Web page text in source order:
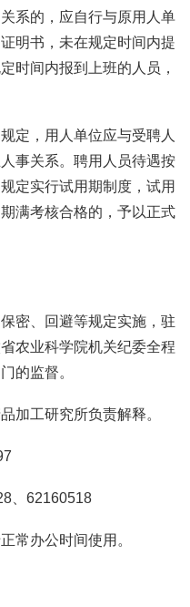
系的，应自行与原用人单
明书，未在规定时间内提
时间内报到上班的人员，
定，用人单位应与受聘人
事关系。聘用人员待遇按
定实行试用期制度，试用
满考核合格的，予以正式
密、回避等规定实施，驻
农业科学院机关纪委全程
的监督。
加工研究所负责解释。
、62160518
常办公时间使用。